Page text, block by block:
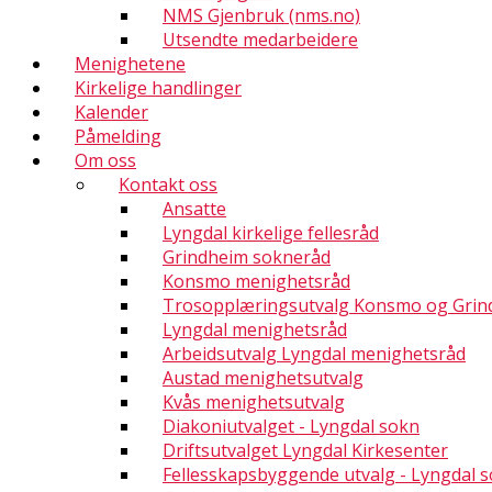
NMS Gjenbruk (nms.no)
Utsendte medarbeidere
Menighetene
Kirkelige handlinger
Kalender
Påmelding
Om oss
Kontakt oss
Ansatte
Lyngdal kirkelige fellesråd
Grindheim sokneråd
Konsmo menighetsråd
Trosopplæringsutvalg Konsmo og
Lyngdal menighetsråd
Arbeidsutvalg Lyngdal menighetsråd
Austad menighetsutvalg
Kvås menighetsutvalg
Diakoniutvalget - Lyngdal sokn
Driftsutvalget Lyngdal Kirkesenter
Fellesskapsbyggende utvalg - Lyngdal